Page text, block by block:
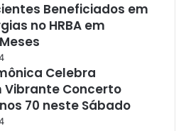
Beneficiados em
no HRBA em
Celebra
Vibrante Concerto
70 neste Sábado